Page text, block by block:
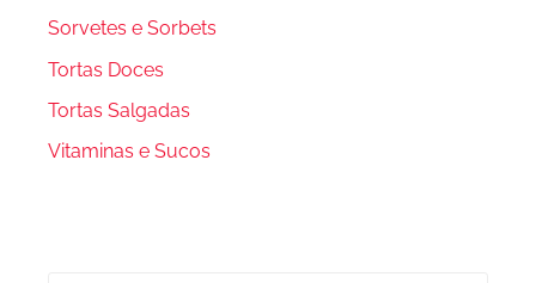
Sorvetes e Sorbets
Tortas Doces
Tortas Salgadas
Vitaminas e Sucos